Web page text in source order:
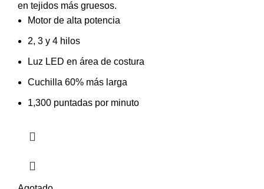
en tejidos más gruesos.
Motor de alta potencia
2, 3 y 4 hilos
Luz LED en área de costura
Cuchilla 60% más larga
1,300 puntadas por minuto